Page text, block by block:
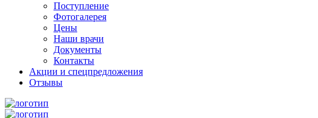
Поступление
Фотогалерея
Цены
Наши врачи
Документы
Контакты
Акции и спецпредложения
Отзывы